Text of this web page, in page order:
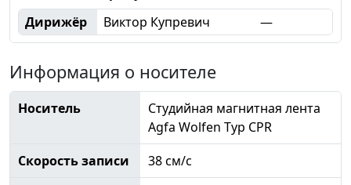
Дирижёр
Виктор Купревич —
Информация о носителе
Носитель
Студийная магнитная лента
Agfa Wolfen Typ CPR
Скорость записи
38 см/с